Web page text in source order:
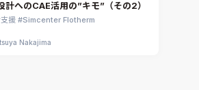
計へのCAE活用の”キモ”（その2）
援 Simcenter Flotherm
Nakajima